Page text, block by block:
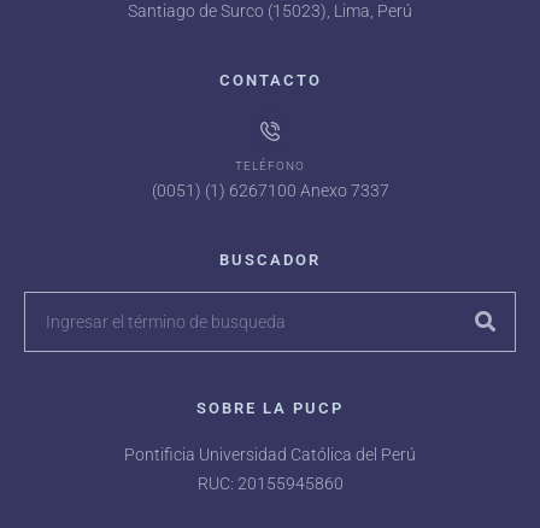
Santiago de Surco (15023), Lima, Perú
CONTACTO
TELÉFONO
(0051) (1) 6267100 Anexo 7337
BUSCADOR
SOBRE LA PUCP
Pontificia Universidad Católica del Perú
RUC: 20155945860